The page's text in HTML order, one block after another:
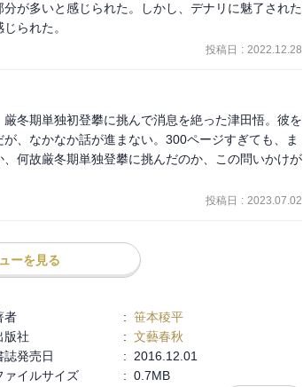
が多いと感じられた。しかし、デナリに魅了された
られた。
投稿日 : 2022.12.28
冬期単独初登攀に挑んで消息を絶った津田悟。彼を
、なかなか話が進まない。300ページすぎても、ま
何故厳冬期単独登攀に挑んだのか、この問いかけが
投稿日 : 2023.07.02
ーを見る
者 : 笹本稜平
版社 : 文藝春秋
誌発売日 :
2016.12.01
ァイルサイズ : 0.7MB